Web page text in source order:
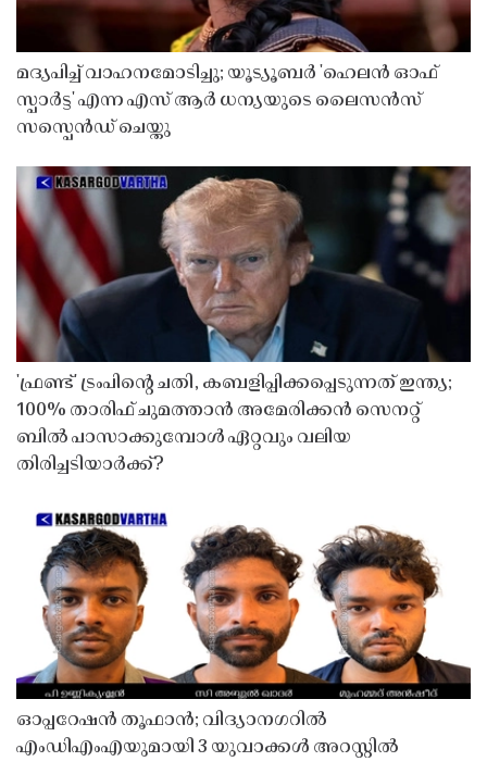
മദ്യപിച്ച് വാഹനമോടിച്ചു; യൂട്യൂബർ 'ഹെലൻ ഓഫ്
സ്പാർട്ട' എന്ന എസ് ആർ ധന്യയുടെ ലൈസൻസ്
സസ്പെൻഡ് ചെയ്തു ​​​​​​​
'ഫ്രണ്ട്' ട്രംപിന്റെ ചതി, കബളിപ്പിക്കപ്പെടുന്നത് ഇന്ത്യ;
100% താരിഫ് ചുമത്താൻ അമേരിക്കൻ സെനറ്റ്
ബിൽ പാസാക്കുമ്പോൾ ഏറ്റവും വലിയ
തിരിച്ചടിയാർക്ക്?
ഓപ്പറേഷൻ തൂഫാൻ; വിദ്യാനഗറിൽ
എംഡിഎംഎയുമായി 3 യുവാക്കൾ അറസ്റ്റിൽ